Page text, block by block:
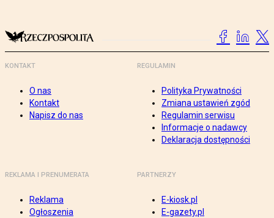
KONTAKT
O nas
Kontakt
Napisz do nas
REGULAMIN
Polityka Prywatności
Zmiana ustawień zgód
Regulamin serwisu
Informacje o nadawcy
Deklaracja dostępności
REKLAMA I PRENUMERATA
Reklama
Ogłoszenia
PARTNERZY
E-kiosk.pl
E-gazety.pl